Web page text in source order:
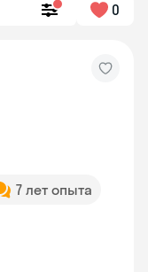
0
7 лет опыта